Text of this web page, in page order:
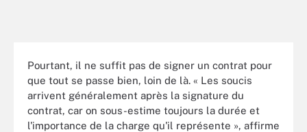
Pourtant, il ne suffit pas de signer un contrat pour
que tout se passe bien, loin de là. « Les soucis
arrivent généralement après la signature du
contrat, car on sous-estime toujours la durée et
l'importance de la charge qu'il représente », affirme